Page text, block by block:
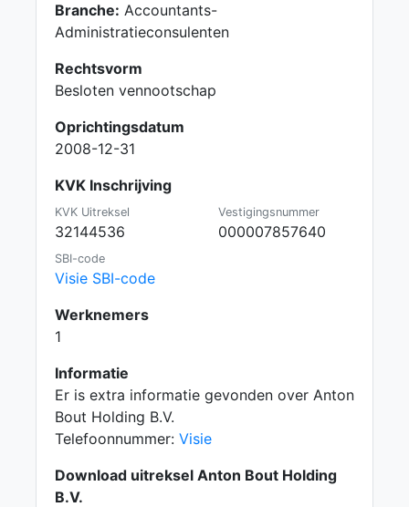
Branche: Accountants-
Administratieconsulenten
Rechtsvorm
Besloten vennootschap
Oprichtingsdatum
2008-12-31
KVK Inschrijving
KVK Uitreksel
32144536
Vestigingsnummer
000007857640
SBI-code
Visie SBI-code
Werknemers
1
Informatie
Er is extra informatie gevonden over Anton
Bout Holding B.V.
Telefoonnummer: Visie
Download uitreksel Anton Bout Holding
B.V.